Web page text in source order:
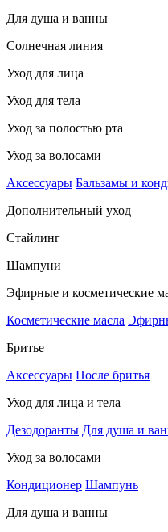
Для душа и ванны
Солнечная линия
Уход для лица
Уход для тела
Уход за полостью рта
Уход за волосами
Аксессуары Бальзамы и
Дополнительный уход
Стайлинг
Шампуни
Эфирные и косметические
Косметические масла
Бритье
Аксессуары После бритья
Уход для лица и тела
Дезодоранты Для душа и
Уход за волосами
Кондиционер Шампунь
Для душа и ванны